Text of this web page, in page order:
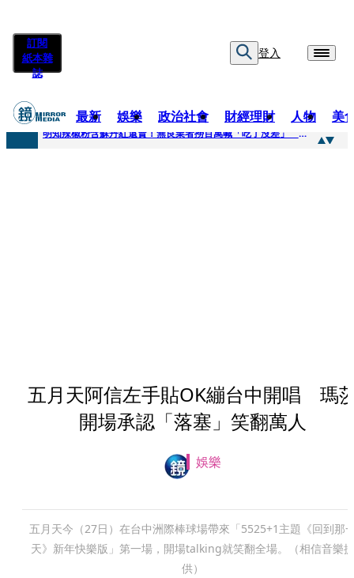
訂閱
紙本雜
誌
登入
最新 娛樂 政治社會 財經理財 人物 美
快訊
明知辣椒粉含蘇丹紅還賣！無良業者撈百萬喊「吃了沒差」 法官打臉判6月不准緩刑
五月天阿信左手貼OK繃台中開唱 瑪
開場承認「落塞」笑翻萬人
娛樂
五月天今（27日）在台中洲際棒球場帶來「5525+1主題《回到那
天》新年快樂版」第一場，開場talking就笑翻全場。（相信音樂提
供）